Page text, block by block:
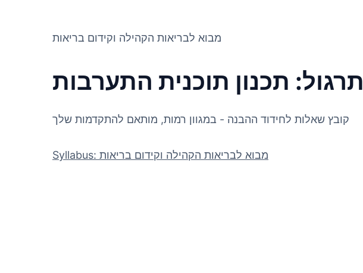
מבוא לבריאות הקהילה וקידום בריאות
תרגול: תכנון תוכנית התערבות
קובץ שאלות לחידוד ההבנה - במגוון רמות, מותאם להתקדמות שלך
Syllabus: מבוא לבריאות הקהילה וקידום בריאות